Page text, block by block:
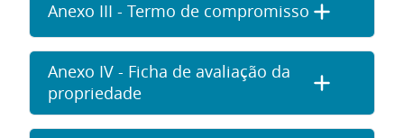
Anexo III - Termo de compromisso
Anexo IV - Ficha de avaliação da
propriedade